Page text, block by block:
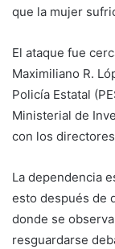
que la mujer
El ataque fue
Maximiliano R.
Policía Estatal
Ministerial de
con los
La dependencia
esto después de
donde se
resguardarse